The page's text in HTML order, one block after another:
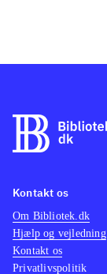
Kontakt os
Om Bibliotek.dk
Hjælp og vejledning
Kontakt os
Privatlivspolitik